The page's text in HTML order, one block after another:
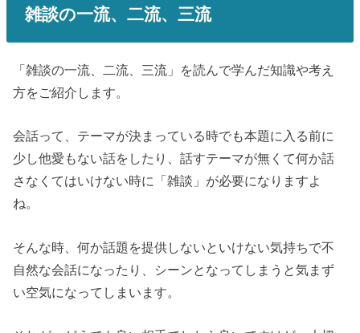
雑談の一流、二流、三流
「雑談の一流、二流、三流」を読んで学んだ知識や考え
方をご紹介します。
会話って、テーマが決まっている時でも本題に入る前に
少し他愛もない話をしたり、話すテーマが無くて何か話
さなくてはいけない時に「雑談」が必要になりますよ
ね。
そんな時、何か話題を提供しないといけない気持ちで不
自然な会話になったり、シーンとなってしまうと気まず
い空気になってしまいます。